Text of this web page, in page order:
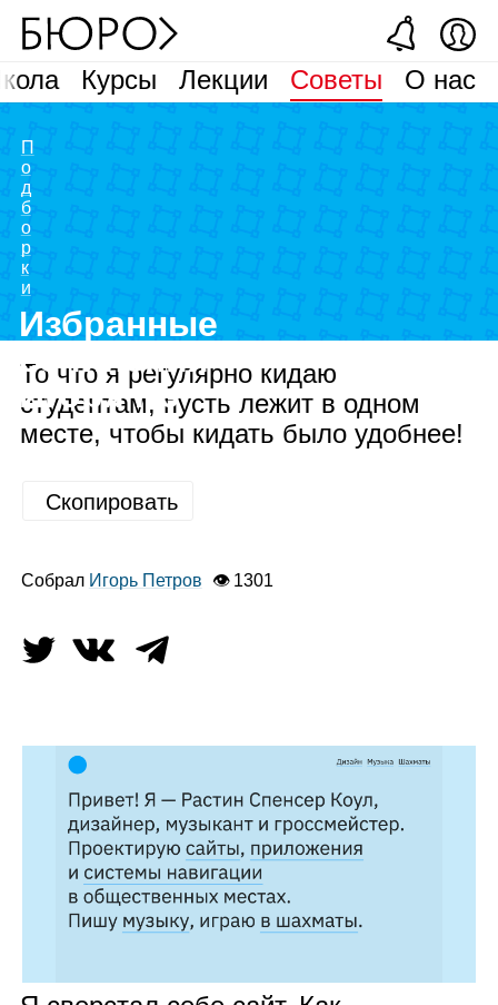
Курсы Лекции Советы О нас
П
о
д
б
о
р
к
и
Избранные
сочинения
Игоря Пэ
То что я регулярно кидаю
студентам, пусть лежит в одном
месте, чтобы кидать было удобнее!
Скопировать
Собрал Игорь Петров 👁 1301